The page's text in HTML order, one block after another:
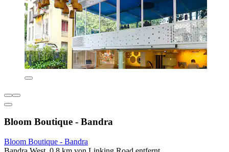
Bloom Boutique - Bandra
Bloom Boutique - Bandra